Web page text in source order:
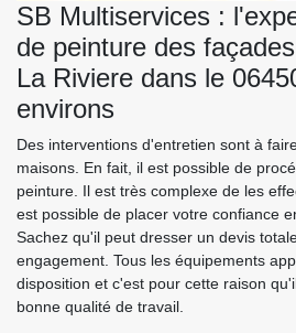
SB Multiservices :
de peinture des
La Riviere dans le
environs
Des interventions d'entretien sont à
maisons. En fait, il est possible de
peinture. Il est très complexe de les
est possible de placer votre confiance
Sachez qu'il peut dresser un devis
engagement. Tous les équipements
disposition et c'est pour cette raison
bonne qualité de travail.